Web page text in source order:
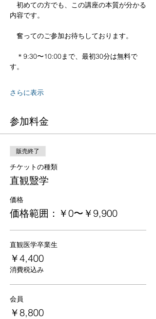
初めての方でも、この講座の本質が分かる
内容です。
奮ってのご参加お待ちしております。
＊9:30〜10:00まで、最初30分は無料で
す。
さらに表示
参加料金
販売終了
チケットの種類
直観毉学
価格
価格範囲：￥0〜￥9,900
直観医学卒業生
￥4,400
消費税込み
会員
￥8,800